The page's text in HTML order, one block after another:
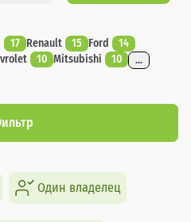
17 Renault 15 Ford
14
10 Mitsubishi 10 ...
Один владелец